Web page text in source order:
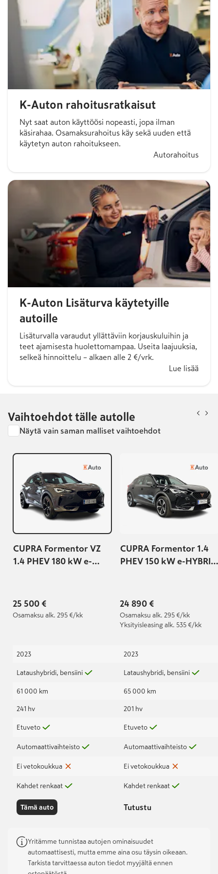
K-Auton rahoitusratkaisut
Nyt saat auton käyttöösi nopeasti, jopa ilman
käsirahaa. Osamaksurahoitus käy sekä uuden että
käytetyn auton rahoitukseen.
Autorahoitus
K-Auton Lisäturva käytetyille
autoille
Lisäturvalla varaudut yllättäviin korjauskuluihin ja
teet ajamisesta huolettomampaa. Useita laajuuksia,
selkeä hinnoittelu – alkaen alle 2 €/vrk.
Lue lisää
Vaihtoehdot tälle autolle
Näytä vain saman malliset vaihtoehdot
CUPRA Formentor VZ
1.4 PHEV 180 kW e-
25 500 €
Osamaksu alk. 295 €/kk
2023
Lataushybridi, bensiini
61 000 km
241 hv
Etuveto
Automaattivaihteisto
Ei vetokoukkua
Kahdet renkaat
Tämä auto
CUPRA Formentor 1.4
PHEV 150 kW e-HYBRID
100 000km!
24 890 €
Osamaksu alk. 295 €/kk
Yksityisleasing alk. 535 €/kk
2023
Lataushybridi, bensiini
65 000 km
201 hv
Etuveto
Automaattivaihteisto
Ei vetokoukkua
Kahdet renkaat
Tutustu
Yritämme tunnistaa autojen ominaisuudet
automaattisesti, mutta emme aina osu täysin oikeaan.
Tarkista tarvittaessa auton tiedot myyjältä ennen